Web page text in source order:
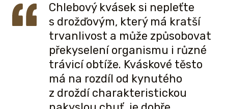
Chlebový kvásek si nepleťte
s drožďovým, který má kratší
trvanlivost a může způsobovat
překyselení organismu i různé
trávicí obtíže. Kváskové těsto
má na rozdíl od kynutého
z droždí charakteristickou